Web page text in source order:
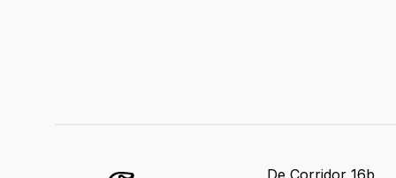
De Corridor 16b